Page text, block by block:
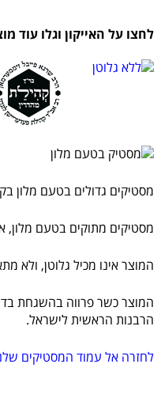
לחצו על האייקון וגלו עוד
מסטיקים גדולים בטעם מלון בקופסא –
מסטיקים מתוקים בטעם מלון,
המוצר אינו מכיל גלוטן, ולא
הרבנות הראשית לישראל.
לחזרה אל עמוד המסטיקים